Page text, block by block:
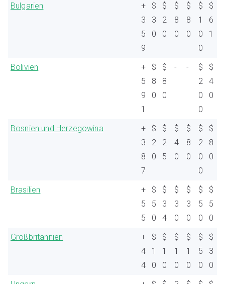
Bulgarien
+
3
5
9
$
3
0
$
2
0
$
8
0
$
8
0
$
1
0
0
$
6
1
Bolivien
+
5
9
1
$
8
0
$
8
0
- -
$
2
0
0
$
4
0
Bosnien und Herzegowina
+
3
8
7
$
2
0
$
2
5
$
4
0
$
8
0
$
2
0
0
$
8
0
Brasilien
+
5
5
$
5
0
$
3
4
$
3
0
$
3
0
$
5
0
$
5
0
Großbritannien
+
4
4
$
1
0
$
1
0
$
1
0
$
1
0
$
5
0
$
3
0